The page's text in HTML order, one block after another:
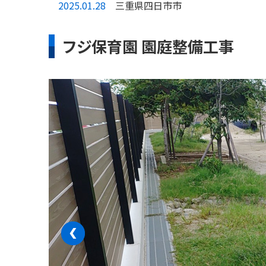
2025.01.28 三重県四日市市
フジ保育園 園庭整備工事
‹